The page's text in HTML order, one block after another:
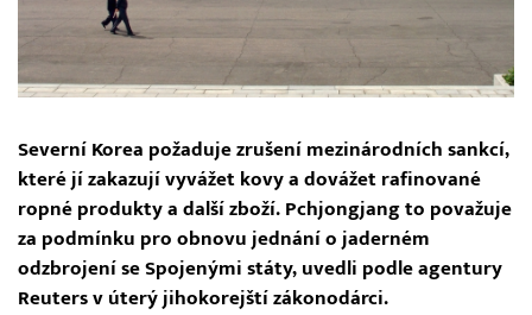
Severní Korea požaduje zrušení mezinárodních sankcí,
které jí zakazují vyvážet kovy a dovážet rafinované
ropné produkty a další zboží. Pchjongjang to považuje
za podmínku pro obnovu jednání o jaderném
odzbrojení se Spojenými státy, uvedli podle agentury
Reuters v úterý jihokorejští zákonodárci.